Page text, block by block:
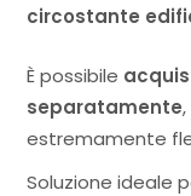
circostante
È possibile
separatamente
estremamente
Soluzione ideale